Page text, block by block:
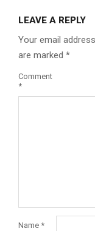
LEAVE A REPLY
Your email
are marked *
Comment
*
Name *